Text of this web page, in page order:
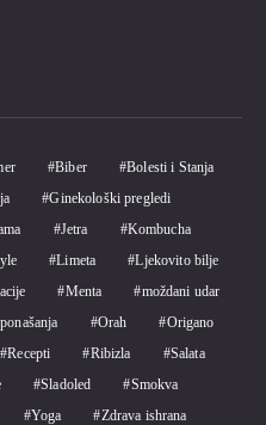
Biber
Bolesti i Stanja
Ginekološki pregledi
Jetra
Kombucha
Limeta
Ljekovito bilje
Menta
moždani udar
Orah
Origano
Recepti Ribizla
Salata
Sladoled
Smokva
Yoga
Zdrava ishrana